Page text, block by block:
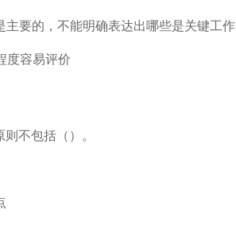
主要的，不能明确表达出哪些是关键工作
度容易评价
则不包括（）。